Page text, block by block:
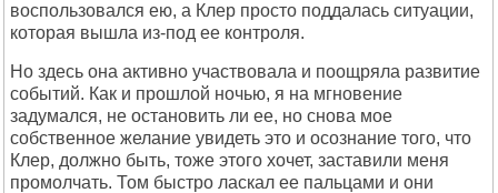
воспользовался ею, а Клер просто поддалась ситуации,
которая вышла из-под ее контроля.
Но здесь она активно участвовала и поощряла развитие
событий. Как и прошлой ночью, я на мгновение
задумался, не остановить ли ее, но снова мое
собственное желание увидеть это и осознание того, что
Клер, должно быть, тоже этого хочет, заставили меня
промолчать. Том быстро ласкал ее пальцами и они